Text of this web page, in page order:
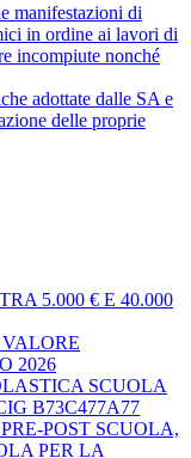
manifestazioni di
in ordine ai lavori di
incompiute nonché
adottate dalle SA e
delle proprie
5.000 € E 40.000
2026
SCUOLA
B73C477A77
POST SCUOLA,
PER LA